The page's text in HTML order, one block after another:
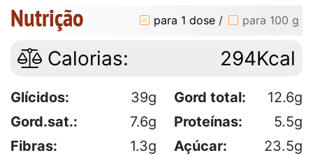
Nutrição para 1 dose / para 100 g
Calorias: 294Kcal
Glícidos: 39g Gord total:
12.6g
Gord.sat.:
7.6g Proteínas:
5.5g
Fibras:
1.3g Açúcar:
23.5g